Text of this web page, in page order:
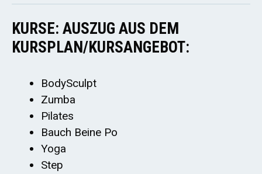
KURSE: AUSZUG AUS DEM
KURSPLAN/KURSANGEBOT:
BodySculpt
Zumba
Pilates
Bauch Beine Po
Yoga
Step